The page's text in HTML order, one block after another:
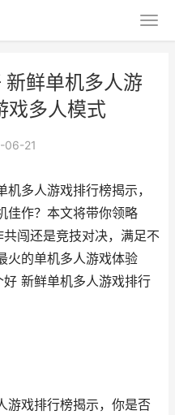
鲜单机多人游
戏多人模式
06-21
多人游戏排行榜揭示，
佳作？本文将带你领略
闯还是竞技对决，满足不
火的单机多人游戏体验
新鲜单机多人游戏排行
游戏排行榜揭示，你是否